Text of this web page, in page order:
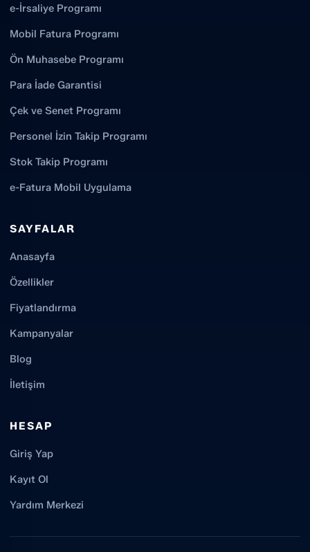
e-İrsaliye Programı
Mobil Fatura Programı
Ön Muhasebe Programı
Para İade Garantisi
Çek ve Senet Programı
Personel İzin Takip Programı
Stok Takip Programı
e-Fatura Mobil Uygulama
SAYFALAR
Anasayfa
Özellikler
Fiyatlandırma
Kampanyalar
Blog
İletişim
HESAP
Giriş Yap
Kayıt Ol
Yardım Merkezi